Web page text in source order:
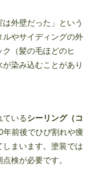
は外壁だった」という
やサイディングの外
（髪の毛ほどのヒ
染み込むことがあり
ているシーリング（コ
年前後でひび割れや痩
まいます。塗装では
検が必要です。